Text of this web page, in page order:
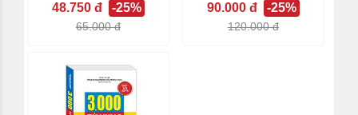
48.750 đ -25%
65.000 đ
90.000 đ -25%
120.000 đ